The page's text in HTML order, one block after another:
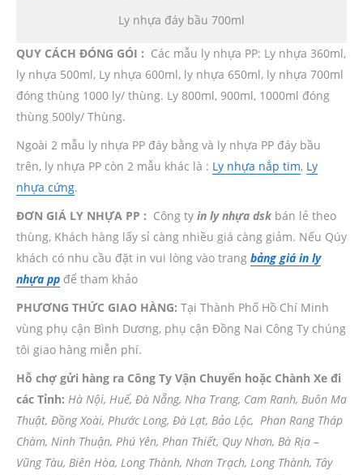
Ly nhựa đáy bầu 700ml
QUY CÁCH ĐÓNG GÓI : Các mẫu ly nhựa PP: Ly nhựa 360ml,
ly nhựa 500ml, Ly nhựa 600ml, ly nhựa 650ml, ly nhựa 700ml
đóng thùng 1000 ly/ thùng. Ly 800ml, 900ml, 1000ml đóng
thùng 500ly/ Thùng.
Ngoài 2 mẫu ly nhựa PP đáy bằng và ly nhựa PP đáy bầu
trên, ly nhựa PP còn 2 mẫu khác là : Ly nhựa nắp tim, Ly
nhựa cứng.
ĐƠN GIÁ LY NHỰA PP : Công ty in ly nhựa dsk bán lẻ theo
thùng, Khách hàng lấy sỉ càng nhiều giá càng giảm. Nếu Qúy
khách có nhu cầu đặt in vui lòng vào trang bảng giá in ly
nhựa pp để tham khảo
PHƯƠNG THỨC GIAO HÀNG: Tại Thành Phố Hồ Chí Minh
vùng phụ cận Bình Dương, phụ cận Đồng Nai Công Ty chúng
tôi giao hàng miễn phí.
Hỗ chợ gửi hàng ra Công Ty Vận Chuyển hoặc Chành Xe đi
các Tỉnh: Hà Nội, Huế, Đà Nẵng, Nha Trang, Cam Ranh, Buôn Ma
Thuật, Đồng Xoài, Phước Long, Đà Lạt, Bảo Lộc, Phan Rang Tháp
Chàm, Ninh Thuận, Phú Yên, Phan Thiết, Quy Nhơn, Bà Rịa –
Vũng Tàu, Biên Hòa, Long Thành, Nhơn Trạch, Long Thành, Tây